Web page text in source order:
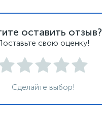
оставить отзыв?
свою оценку!
Сделайте выбор!